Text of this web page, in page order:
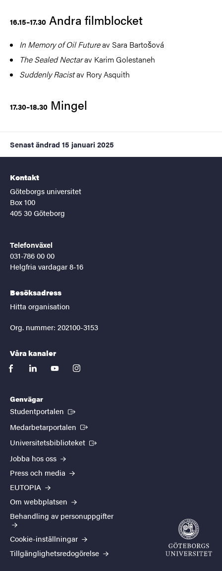
16.15–17.30 Andra filmblocket
In Memory of Oil Futureav Sara Bartošová
The Sealed Nectarav Karim Golestaneh
Suddenly Racistav Rory Asquith
17.30–18.30 Mingel
Senast ändrad 15 januari 2025
Kontakt
Göteborgs universitet
Box 100
405 30 Göteborg
Telefonväxel
031-786 00 00
Helgfria vardagar 8-16
Besöksadress
Hitta organisation
Org. nummer: 202100-3153
Våra kanaler
facebooklinkedinyoutubeinstagram
Genvägar
Studentportalen (Extern länk)
Medarbetarportalen (Extern länk)
Universitetsbiblioteket (Extern länk)
Jobba hos oss
Press och media
EUTOPIA
Om webbplatsen
Behandling av personuppgifter
Cookie-inställningar
Tillgänglighetsredogörelse